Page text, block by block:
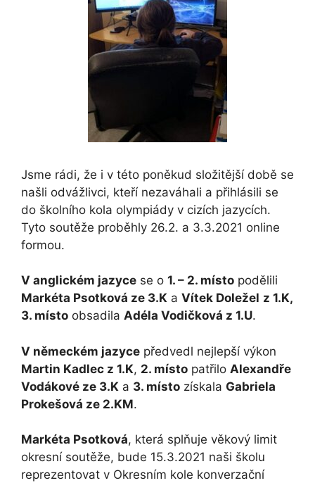
Jsme rádi, že i v této poněkud složitější době se
našli odvážlivci, kteří nezaváhali a přihlásili se
do školního kola olympiády v cizích jazycích.
Tyto soutěže proběhly 26.2. a 3.3.2021 online
formou.
V anglickém jazyce se o 1. – 2. místo podělili
Markéta Psotková ze 3.K a Vítek Doležel z 1.K,
3. místo obsadila Adéla Vodičková z 1.U.
V německém jazyce předvedl nejlepší výkon
Martin Kadlec z 1.K, 2. místo patřilo Alexandře
Vodákové ze 3.K a 3. místo získala Gabriela
Prokešová ze 2.KM.
Markéta Psotková, která splňuje věkový limit
okresní soutěže, bude 15.3.2021 naši školu
reprezentovat v Okresním kole konverzační